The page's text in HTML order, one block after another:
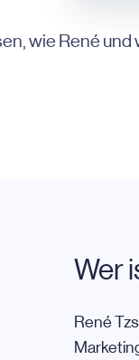
wie René
Wer
René